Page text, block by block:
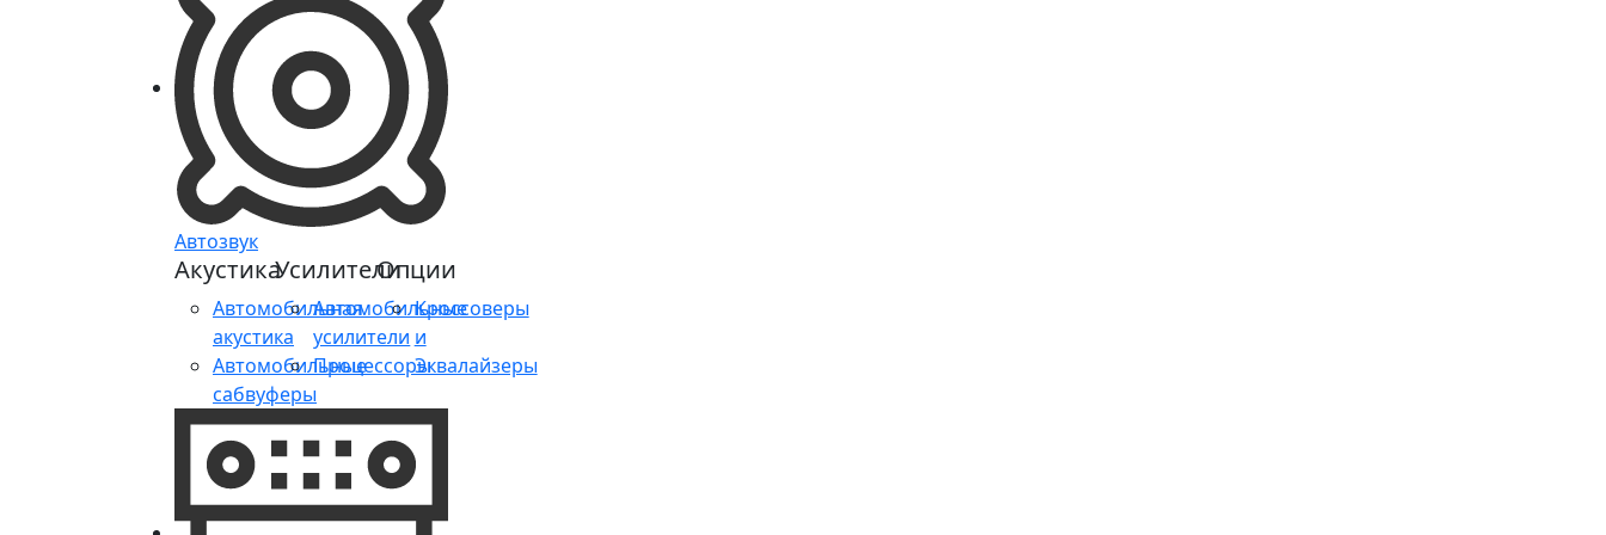
Автозвук
Акустика
Автомобильная
акустика
Автомобильные
сабвуферы
Усилители
Автомобильные
усилители
Процессоры
Опции
Кроссоверы
и
Эквалайзеры